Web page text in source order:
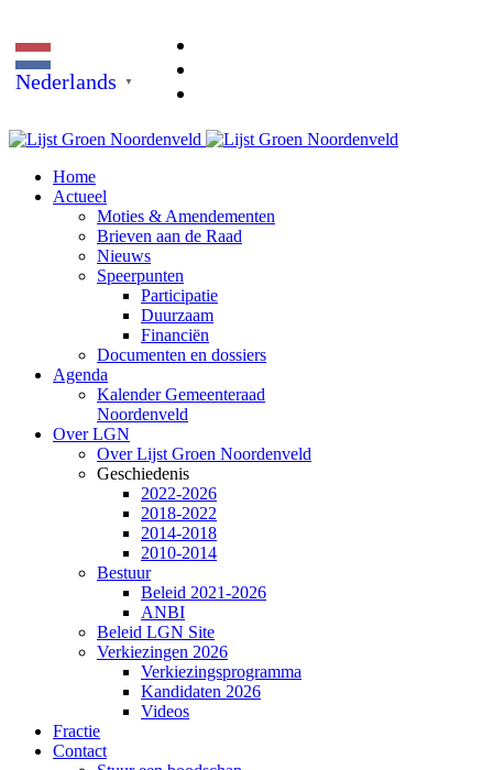
Nederlands ▼
Home
Actueel
Moties & Amendementen
Brieven aan de Raad
Nieuws
Speerpunten
Participatie
Duurzaam
Financiën
Documenten en dossiers
Agenda
Kalender Gemeenteraad
Noordenveld
Over LGN
Over Lijst Groen Noordenveld
Geschiedenis
2022-2026
2018-2022
2014-2018
2010-2014
Bestuur
Beleid 2021-2026
ANBI
Beleid LGN Site
Verkiezingen 2026
Verkiezingsprogramma
Kandidaten 2026
Videos
Fractie
Contact